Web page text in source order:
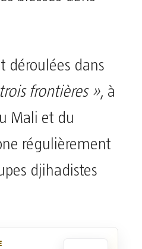
déroulées dans
frontières », à
Mali et du
régulièrement
djihadistes